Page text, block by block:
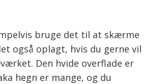
bruge det til at skærme
også oplagt, hvis du gerne vil
Den hvide overflade er
hegn er mange, og du